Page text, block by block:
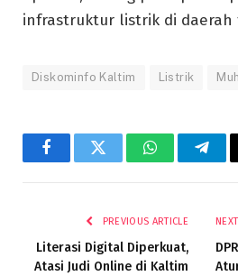
infrastruktur listrik di daerah
Diskominfo Kaltim Listrik
FacebookTwitter WhatsApp
PREVIOUS ARTICLE
Literasi Digital Diperkuat,
Atasi Judi Online di Kaltim